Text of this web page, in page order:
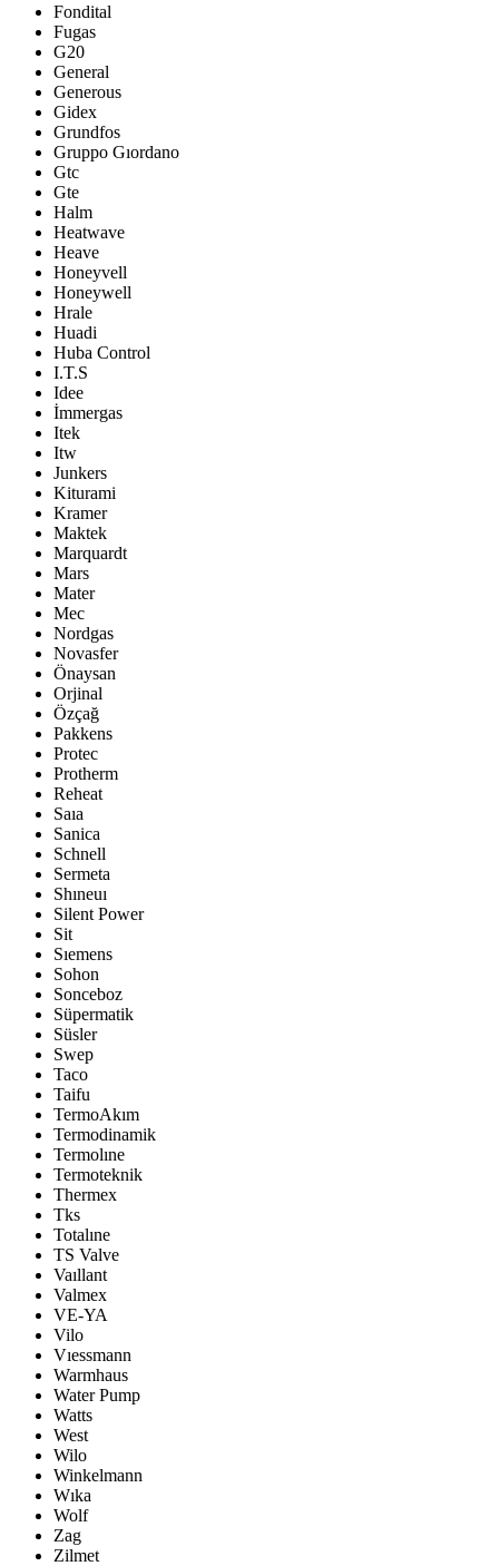
Fondital
Fugas
G20
General
Generous
Gidex
Grundfos
Gruppo Gıordano
Gtc
Gte
Halm
Heatwave
Heave
Honeyvell
Honeywell
Hrale
Huadi
Huba Control
I.T.S
Idee
İmmergas
Itek
Itw
Junkers
Kiturami
Kramer
Maktek
Marquardt
Mars
Mater
Mec
Nordgas
Novasfer
Önaysan
Orjinal
Özçağ
Pakkens
Protec
Protherm
Reheat
Saıa
Sanica
Schnell
Sermeta
Shıneuı
Silent Power
Sit
Sıemens
Sohon
Sonceboz
Süpermatik
Süsler
Swep
Taco
Taifu
TermoAkım
Termodinamik
Termolıne
Termoteknik
Thermex
Tks
Totalıne
TS Valve
Vaıllant
Valmex
VE-YA
Vilo
Vıessmann
Warmhaus
Water Pump
Watts
West
Wilo
Winkelmann
Wıka
Wolf
Zag
Zilmet